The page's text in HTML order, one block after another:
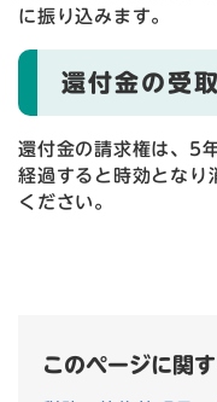
に振り込みます。​
還付金の受
還付金の請求権は、5
経過すると時効となり
ください。
このページに関